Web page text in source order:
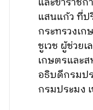
แสนแก้ว ที่ป
กระทรวงเ
ชูเวช ผู้ช่วย
เกษตรและ
อธิบดีกรมป
กรมประมง